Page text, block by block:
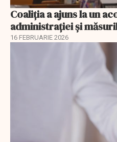
Coaliția a ajuns la un
administrației și
16 FEBRUARIE 2026